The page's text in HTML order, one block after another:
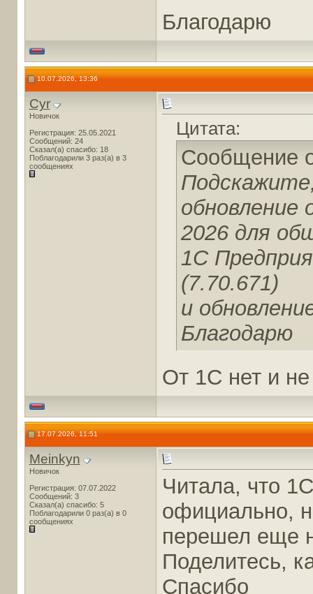
Благодарю
10.07.2026, 13:36
Cyr
Новичок
Регистрация: 25.05.2021
Сообщений: 24
Сказал(а) спасибо: 18
Поблагодарили 3 раз(а) в 3
сообщениях
Цитата:
Сообщение
2026 для
1С
(7.70.671)
и
Благодарю
От 1С нет и
17.07.2026, 11:51
Meinkyn
Новичок
Регистрация: 07.07.2022
Сообщений: 3
Сказал(а) спасибо: 5
Поблагодарили 0 раз(а) в 0
сообщениях
Читала, что
официально,
перешел еще
Поделитесь,
Спасибо